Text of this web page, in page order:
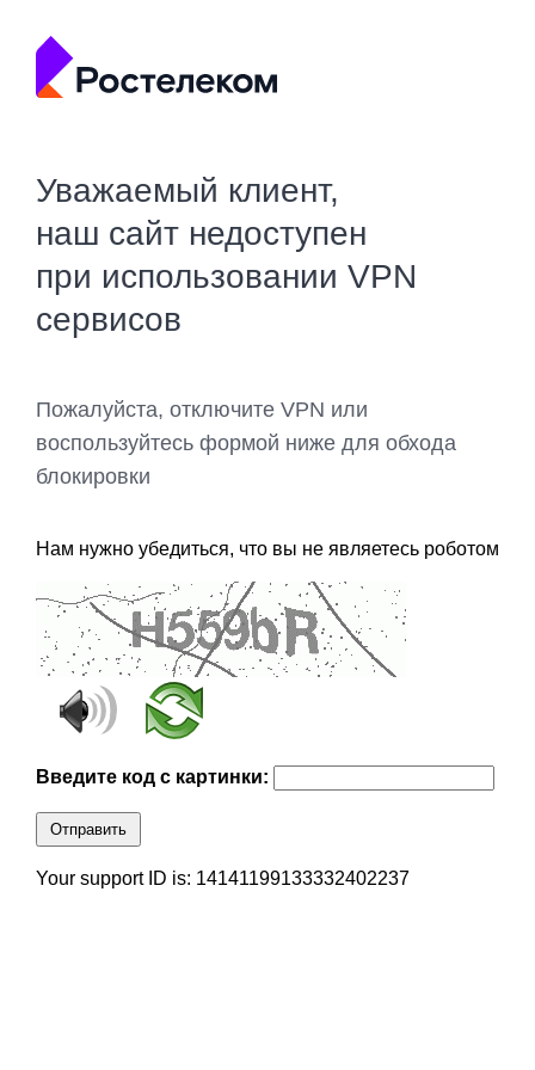
Уважаемый клиент,
наш сайт недоступен
при использовании VPN
сервисов
Пожалуйста, отключите VPN или
воспользуйтесь формой ниже для обхода
блокировки
Нам нужно убедиться, что вы не являетесь роботом
Введите код с картинки:
Отправить
Your support ID is: 14141199133332402237